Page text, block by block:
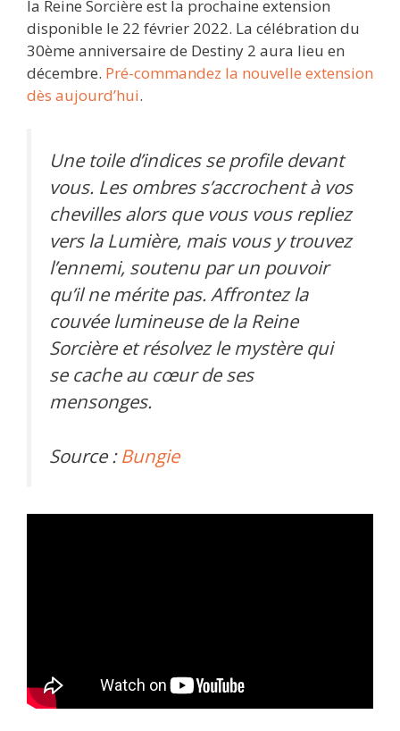
la Reine Sorcière est la prochaine extension
disponible le 22 février 2022. La célébration du
30ème anniversaire de Destiny 2 aura lieu en
décembre. Pré-commandez la nouvelle extension
dès aujourd’hui.
Une toile d’indices se profile devant
vous. Les ombres s’accrochent à vos
chevilles alors que vous vous repliez
vers la Lumière, mais vous y trouvez
l’ennemi, soutenu par un pouvoir
qu’il ne mérite pas. Affrontez la
couvée lumineuse de la Reine
Sorcière et résolvez le mystère qui
se cache au cœur de ses
mensonges.
Source :Bungie